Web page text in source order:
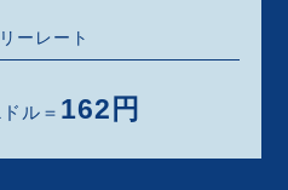
ーレート
ル＝ 162円